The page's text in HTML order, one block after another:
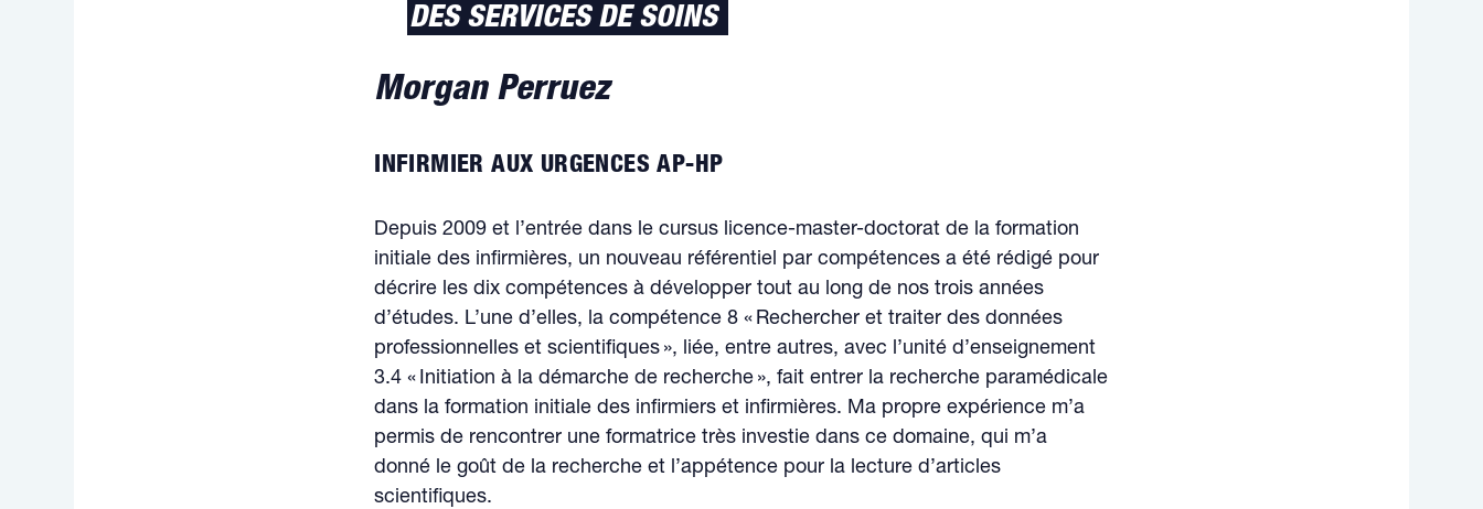
DES SERVICES DE SOINS
Morgan Perruez
INFIRMIER AUX URGENCES AP-HP
Depuis 2009 et l’entrée dans le cursus licence-master-doctorat de la formation
initiale des infirmières, un nouveau référentiel par compétences a été rédigé pour
décrire les dix compétences à développer tout au long de nos trois années
d’études. L’une d’elles, la compétence 8 « Rechercher et traiter des données
professionnelles et scientifiques », liée, entre autres, avec l’unité d’enseignement
3.4 « Initiation à la démarche de recherche », fait entrer la recherche paramédicale
dans la formation initiale des infirmiers et infirmières. Ma propre expérience m’a
permis de rencontrer une formatrice très investie dans ce domaine, qui m’a
donné le goût de la recherche et l’appétence pour la lecture d’articles
scientifiques.